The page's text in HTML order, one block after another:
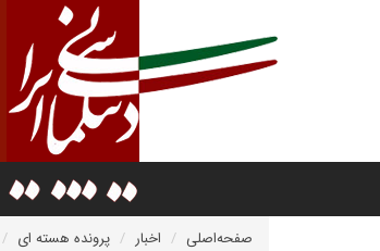
صفحه‌اصلی اخبار پرونده هسته ای